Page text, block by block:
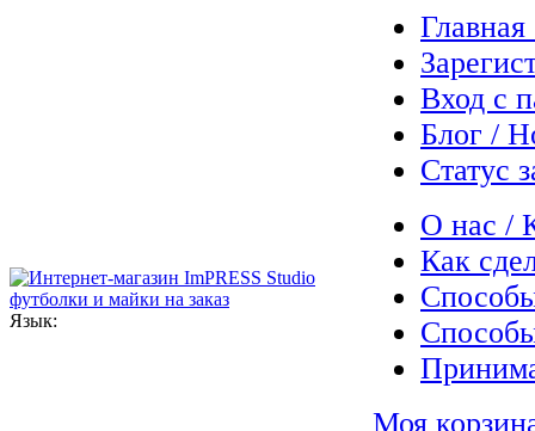
Язык:
Главная
Вход с
Блог /
Статус
О нас /
Как
Моя